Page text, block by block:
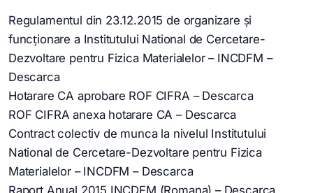
Regulamentul din 23.12.2015 de organizare şi
funcţionare a Institutului National de Cercetare-
Dezvoltare pentru Fizica Materialelor – INCDFM –
Descarca
Hotarare CA aprobare ROF CIFRA – Descarca
ROF CIFRA anexa hotarare CA – Descarca
Contract colectiv de munca la nivelul Institutului
National de Cercetare-Dezvoltare pentru Fizica
Materialelor – INCDFM – Descarca
Raport Anual 2015 INCDFM (Romana) – Descarca